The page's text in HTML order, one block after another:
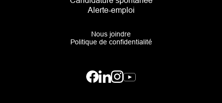
Alerte-emploi
Nous joindre
Politique de confidentialité
Facebook
LinkedinInstagram
YouTube